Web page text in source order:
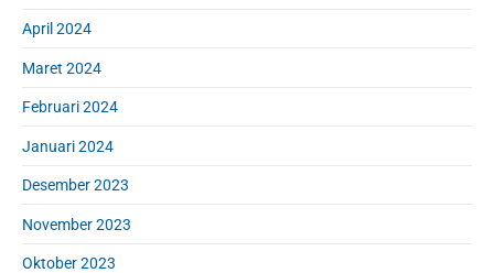
April 2024
Maret 2024
Februari 2024
Januari 2024
Desember 2023
November 2023
Oktober 2023